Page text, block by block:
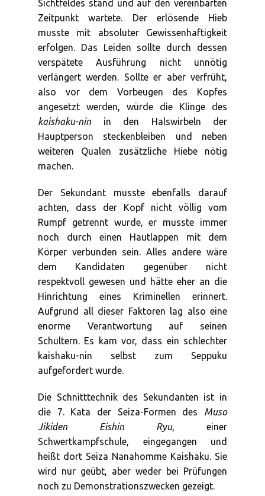
Sichtfeldes stand und auf den vereinbarten
Zeitpunkt wartete. Der erlösende Hieb
musste mit absoluter Gewissenhaftigkeit
erfolgen. Das Leiden sollte durch dessen
verspätete Ausführung nicht unnötig
verlängert werden. Sollte er aber verfrüht,
also vor dem Vorbeugen des Kopfes
angesetzt werden, würde die Klinge des
kaishaku-nin in den Halswirbeln der
Hauptperson steckenbleiben und neben
weiteren Qualen zusätzliche Hiebe nötig
machen.
Der Sekundant musste ebenfalls darauf
achten, dass der Kopf nicht völlig vom
Rumpf getrennt wurde, er musste immer
noch durch einen Hautlappen mit dem
Körper verbunden sein. Alles andere wäre
dem Kandidaten gegenüber nicht
respektvoll gewesen und hätte eher an die
Hinrichtung eines Kriminellen erinnert.
Aufgrund all dieser Faktoren lag also eine
enorme Verantwortung auf seinen
Schultern. Es kam vor, dass ein schlechter
kaishaku-nin selbst zum Seppuku
aufgefordert wurde.
Die Schnitttechnik des Sekundanten ist in
die 7. Kata der Seiza-Formen des Muso
Jikiden Eishin Ryu, einer
Schwertkampfschule, eingegangen und
heißt dort Seiza Nanahomme Kaishaku. Sie
wird nur geübt, aber weder bei Prüfungen
noch zu Demonstrationszwecken gezeigt.